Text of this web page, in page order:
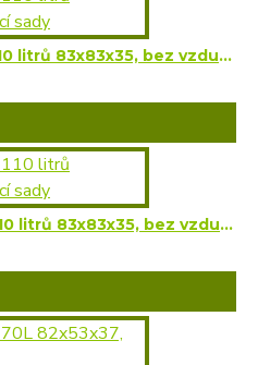
Oxypot V9 pro 9 rostlin 110 litrů 83x83x35, bez vzduchovací sady
Oxypot V4 pro 4 rostlin 110 litrů 83x83x35, bez vzduchovací sady